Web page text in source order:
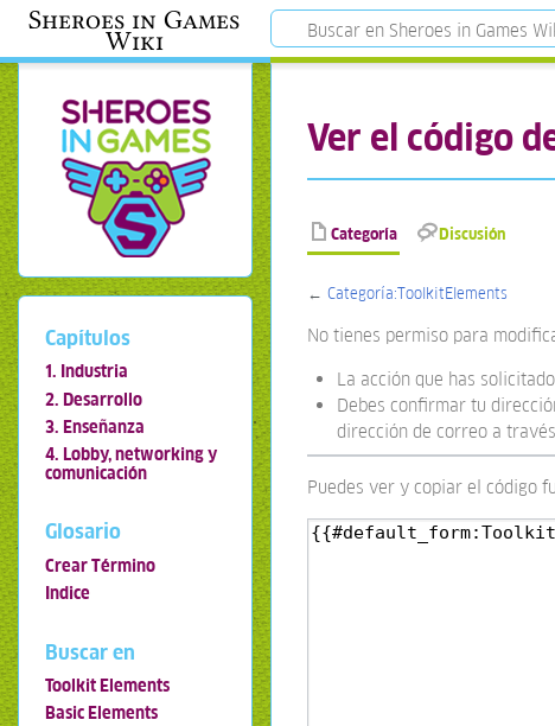
Sheroes in Games
Wiki
Ver el código
Categoría Discusión
←Categoría:ToolkitElements
No tienes permiso para
La acción que has
Debes confirmar tu
dirección de correo a
Puedes ver y copiar el código
Capítulos
1. Industria
2. Desarrollo
3. Enseñanza
4. Lobby, networking y
comunicación
Glosario
Crear Término
Indice
Buscar en
Toolkit Elements
Basic Elements